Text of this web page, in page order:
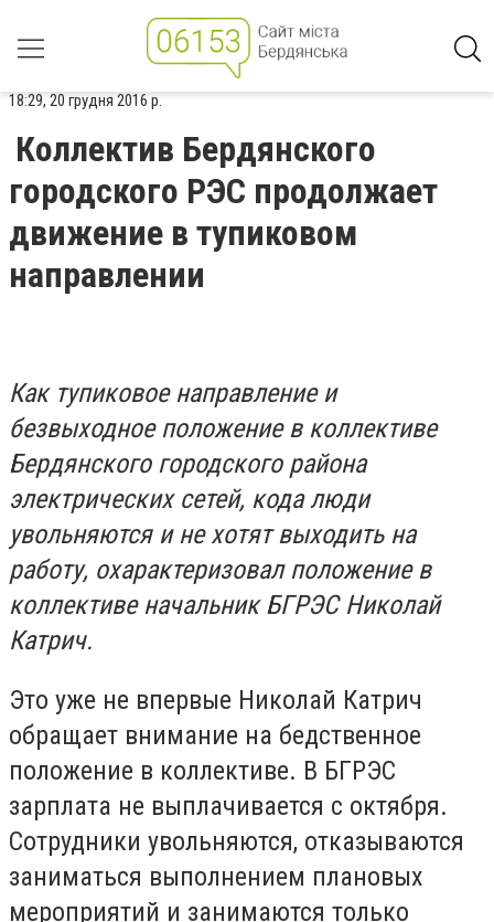
18:29, 20 грудня 2016 р.
Коллектив Бердянского
городского РЭС продолжает
движение в тупиковом
направлении
Как тупиковое направление и
безвыходное положение в коллективе
Бердянского городского района
электрических сетей, кода люди
увольняются и не хотят выходить на
работу, охарактеризовал положение в
коллективе начальник БГРЭС Николай
Катрич.
Это уже не впервые Николай Катрич
обращает внимание на бедственное
положение в коллективе. В БГРЭС
зарплата не выплачивается с октября.
Сотрудники увольняются, отказываются
заниматься выполнением плановых
мероприятий и занимаются только